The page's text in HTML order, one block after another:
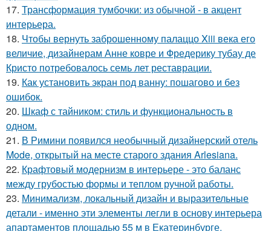
17. Трансформация тумбочки: из обычной - в акцент
интерьера.
18. Чтобы вернуть заброшенному палаццо Xiii века его
величие, дизайнерам Анне ковре и Фредерику тубау де
Кристо потребовалось семь лет реставрации.
19. Как установить экран под ванну: пошагово и без
ошибок.
20. Шкаф с тайником: стиль и функциональность в
одном.
21. В Римини появился необычный дизайнерский отель
Mode, открытый на месте старого здания Arlesiana.
22. Крафтовый модернизм в интерьере - это баланс
между грубостью формы и теплом ручной работы.
23. Минимализм, локальный дизайн и выразительные
детали - именно эти элементы легли в основу интерьера
апартаментов площадью 55 м в Екатеринбурге.